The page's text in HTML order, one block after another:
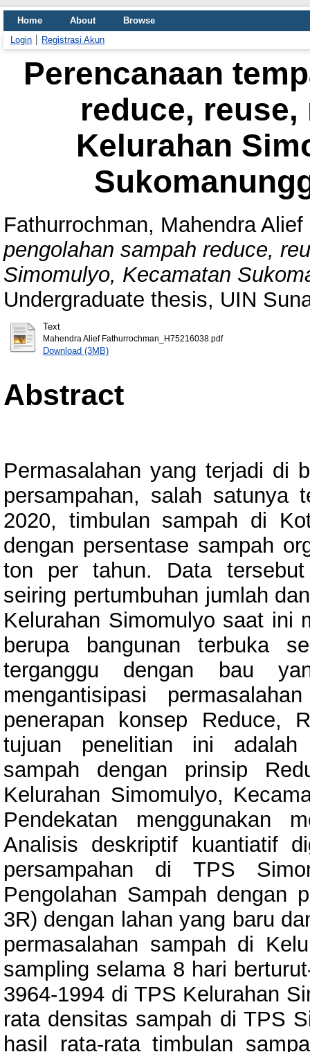
Home About
Browse
Login
Registrasi Akun
Perencanaan
reduce, reuse,
Kelurahan
Fathurrochman, Mahendra Alief
pengolahan sampah reduce,
Simomulyo, Kecamatan
Undergraduate thesis, UIN
Text
Mahendra Alief Fathurrochman_H75216038.pdf
Download (3MB)
Abstract
Permasalahan yang terjadi di
persampahan, salah satunya
2020, timbulan sampah di
dengan persentase sampah
ton per tahun. Data
seiring pertumbuhan jumlah
Kelurahan Simomulyo saat ini
berupa bangunan terbuka
terganggu dengan bau
mengantisipasi
penerapan konsep Reduce,
tujuan penelitian ini adalah
sampah dengan prinsip
Kelurahan Simomulyo,
Pendekatan menggunakan
Analisis deskriptif kuantiatif
persampahan di TPS
Pengolahan Sampah dengan
3R) dengan lahan yang baru
permasalahan sampah di
sampling selama 8 hari
3964-1994 di TPS Kelurahan
rata densitas sampah di TPS
hasil rata-rata timbulan